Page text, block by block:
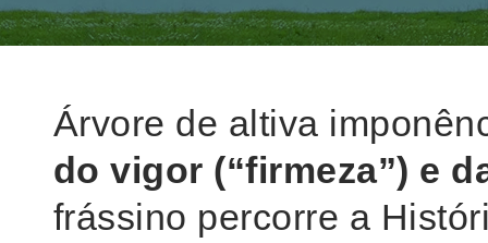
Árvore de altiva
do vigor (“firmeza”) e
frássino percorre a